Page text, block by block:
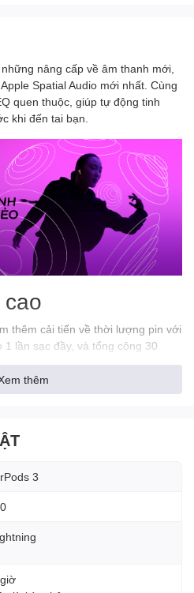
nâng cấp về âm thanh mới,
Spatial Audio mới nhất. Cùng
quen thuộc, giúp tự động tinh
khi đến tai bạn.
thêm cải tiến về thời lượng pin với
lần sạc đầy, và tổng cộng 30
Case sạc cũng được trang bị
thích với chuẩn Magsafe. Chỉ với
1h đồng hồ sử dụng.
thêm
3